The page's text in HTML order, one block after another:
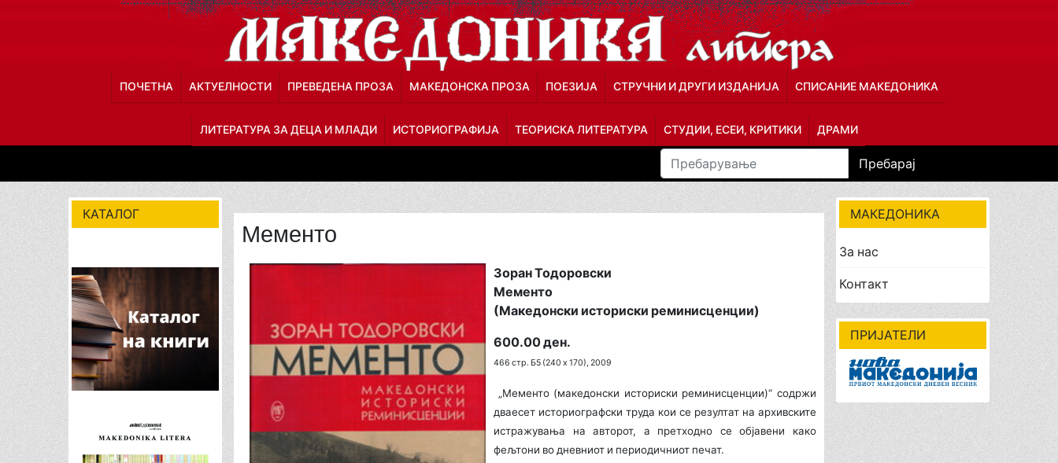
ПОЧЕТНА АКТУЕЛНОСТИ ПРЕВЕДЕНА ПРОЗА МАКЕДОНСКА ПРОЗА ПОЕЗИЈА СТРУЧНИ И ДРУГИ ИЗДАНИЈА СПИСАНИЕ МАКЕДОНИКА
ЛИТЕРАТУРА ЗА ДЕЦА И МЛАДИ ИСТОРИОГРАФИЈА ТЕОРИСКА ЛИТЕРАТУРА СТУДИИ, ЕСЕИ, КРИТИКИ ДРАМИ
Пребарај
КАТАЛОГ
Мементо
Зоран Тодоровски
Мементо
(Македонски историски реминисценции)
600.00 ден.
466 стр. Б5 (240 х 170), 2009
„Мементо (македонски историски реминисценции)“ содржи
дваесет историографски труда кои се резултат на архивските
истражувања на авторот, а претходно се објавени како
фељтони во дневниот и периодичниот печат.
МАКЕДОНИКА
За нас
Контакт
ПРИЈАТЕЛИ